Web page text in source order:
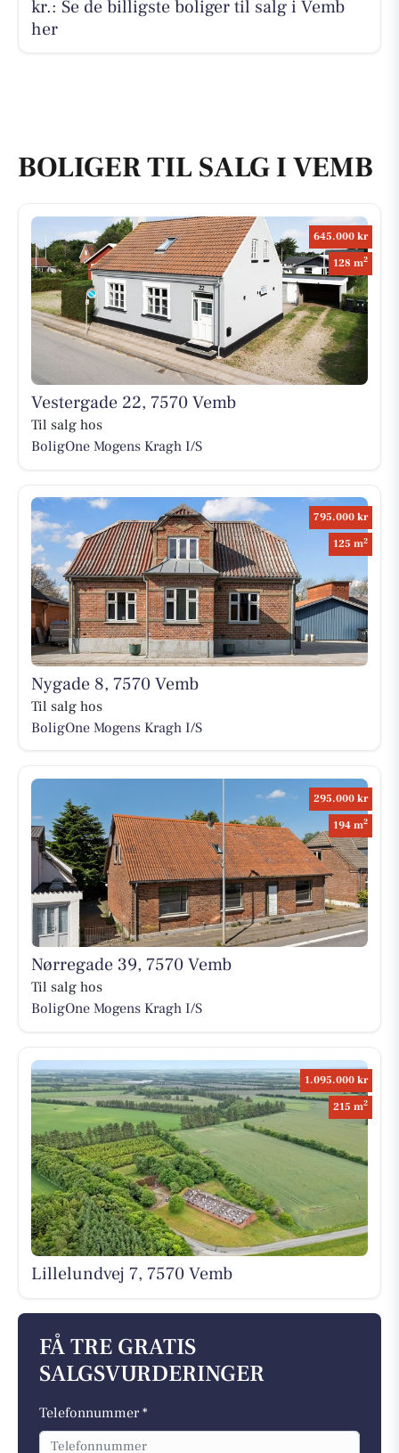
kr.: Se de billigste boliger til salg i Vemb
her
BOLIGER TIL SALG I VEMB
645.000 kr
128 m2
Vestergade 22, 7570 Vemb
Til salg hos
BoligOne Mogens Kragh I/S
795.000 kr
125 m2
Nygade 8, 7570 Vemb
Til salg hos
BoligOne Mogens Kragh I/S
295.000 kr
194 m2
Nørregade 39, 7570 Vemb
Til salg hos
BoligOne Mogens Kragh I/S
1.095.000 kr
215 m2
Lillelundvej 7, 7570 Vemb
FÅ TRE GRATIS
SALGSVURDERINGER
Telefonnummer *